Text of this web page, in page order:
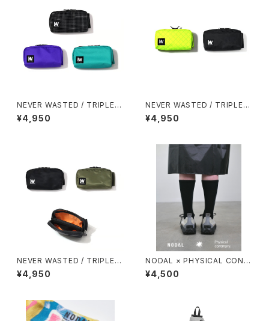
NEVER WASTED / TRIPLEY
ES
¥4,950
NEVER WASTED / TRIPLEY
ES（ECOPAK）
¥4,950
NEVER WASTED / TRIPLEY
ES（MA-1）
¥4,950
NODAL × PHYSICAL CONT
MPRY.
¥4,500